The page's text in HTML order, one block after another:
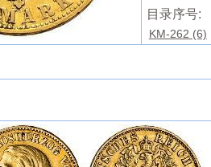
目录序号:
KM-262 (6)